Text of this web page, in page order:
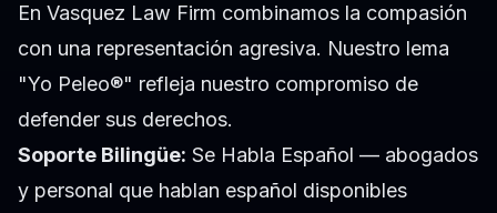
En Vasquez Law Firm combinamos la compasión
con una representación agresiva. Nuestro lema
"Yo Peleo®" refleja nuestro compromiso de
defender sus derechos.
Soporte Bilingüe: Se Habla Español — abogados
y personal que hablan español disponibles